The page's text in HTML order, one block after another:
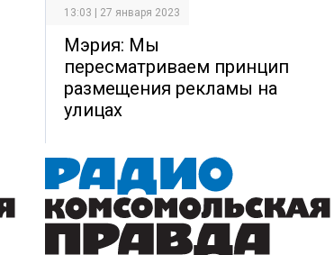
13:03 | 27 января 2023
Мэрия: Мы
пересматриваем принцип
размещения рекламы на
улицах